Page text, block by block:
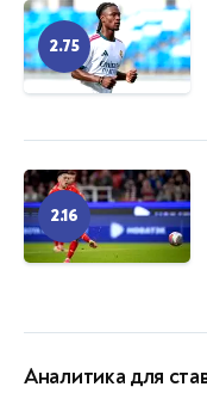
2.75
2.16
Аналитика для